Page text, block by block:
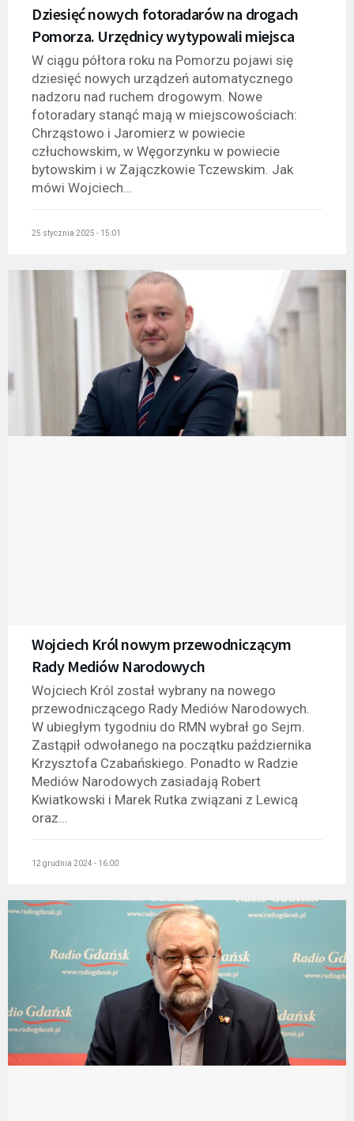
Dziesięć nowych fotoradarów na drogach
Pomorza. Urzędnicy wytypowali miejsca
W ciągu półtora roku na Pomorzu pojawi się
dziesięć nowych urządzeń automatycznego
nadzoru nad ruchem drogowym. Nowe
fotoradary stanąć mają w miejscowościach:
Chrząstowo i Jaromierz w powiecie
człuchowskim, w Węgorzynku w powiecie
bytowskim i w Zajączkowie Tczewskim. Jak
mówi Wojciech...
25 stycznia 2025 - 15:01
Wojciech Król nowym przewodniczącym
Rady Mediów Narodowych
Wojciech Król został wybrany na nowego
przewodniczącego Rady Mediów Narodowych.
W ubiegłym tygodniu do RMN wybrał go Sejm.
Zastąpił odwołanego na początku października
Krzysztofa Czabańskiego. Ponadto w Radzie
Mediów Narodowych zasiadają Robert
Kwiatkowski i Marek Rutka związani z Lewicą
oraz...
12 grudnia 2024 - 16:00